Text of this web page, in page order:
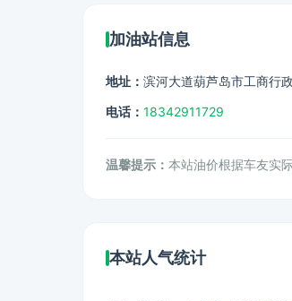
加油站信息
地址： 滨河大道葫芦岛市工商行
电话： 18342911729
温馨提示： 本站油价根据车友实
本站人气统计